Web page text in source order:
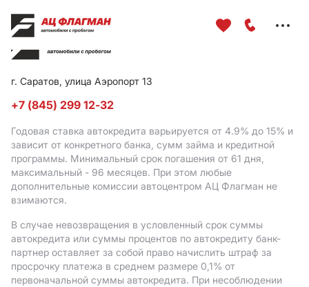
г. Саратов, улица Аэропорт 13
+7 (845) 299 12-32
Годовая ставка автокредита варьируется от 4.9% до 15% и
зависит от конкретного банка, сумм займа и кредитной
программы. Минимальный срок погашения от 61 дня,
максимальный - 96 месяцев. При этом любые
дополнительные комиссии автоцентром АЦ Флагман не
взимаются.
В случае невозвращения в условленный срок суммы
автокредита или суммы процентов по автокредиту банк-
партнер оставляет за собой право начислить штраф за
просрочку платежа в среднем размере 0,1% от
первоначальной суммы автокредита. При несоблюдении